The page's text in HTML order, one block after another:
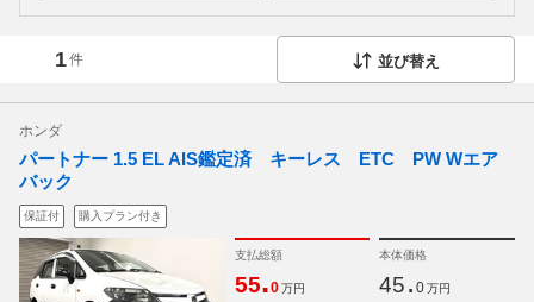
1件 並び替え
ホンダ
パートナー 1.5 EL AIS鑑定済 キーレス ETC PW Wエア
バック
保証付 購入プラン付き
支払総額
55.0 万円
本体価格
45. 0 万円